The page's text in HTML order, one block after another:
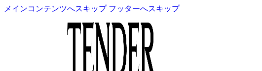
メインコンテンツへスキップ フッターへスキップ